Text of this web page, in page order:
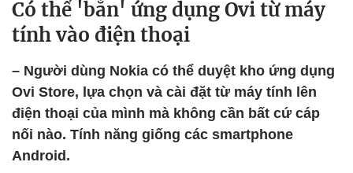
Có thể 'bắn' ứng dụng Ovi từ máy
tính vào điện thoại
– Người dùng Nokia có thể duyệt kho ứng dụng
Ovi Store, lựa chọn và cài đặt từ máy tính lên
điện thoại của mình mà không cần bất cứ cáp
nối nào. Tính năng giống các smartphone
Android.